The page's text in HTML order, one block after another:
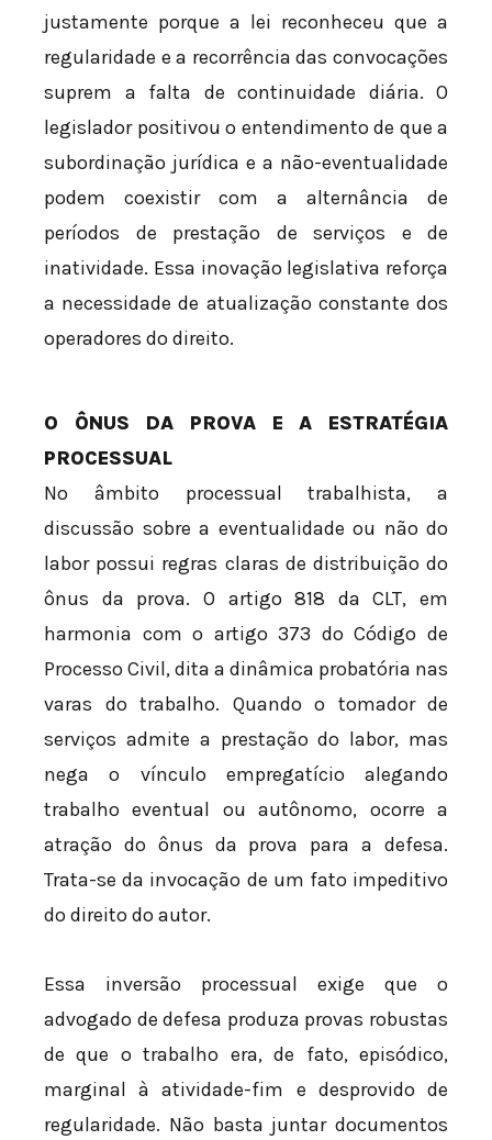
justamente porque a lei reconheceu que a
regularidade e a recorrência das convocações
suprem a falta de continuidade diária. O
legislador positivou o entendimento de que a
subordinação jurídica e a não-eventualidade
podem coexistir com a alternância de
períodos de prestação de serviços e de
inatividade. Essa inovação legislativa reforça
a necessidade de atualização constante dos
operadores do direito.
O ÔNUS DA PROVA E A ESTRATÉGIA
PROCESSUAL
No âmbito processual trabalhista, a
discussão sobre a eventualidade ou não do
labor possui regras claras de distribuição do
ônus da prova. O artigo 818 da CLT, em
harmonia com o artigo 373 do Código de
Processo Civil, dita a dinâmica probatória nas
varas do trabalho. Quando o tomador de
serviços admite a prestação do labor, mas
nega o vínculo empregatício alegando
trabalho eventual ou autônomo, ocorre a
atração do ônus da prova para a defesa.
Trata-se da invocação de um fato impeditivo
do direito do autor.
Essa inversão processual exige que o
advogado de defesa produza provas robustas
de que o trabalho era, de fato, episódico,
marginal à atividade-fim e desprovido de
regularidade. Não basta juntar documentos